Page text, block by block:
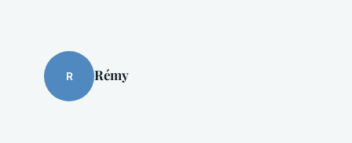
R Rémy